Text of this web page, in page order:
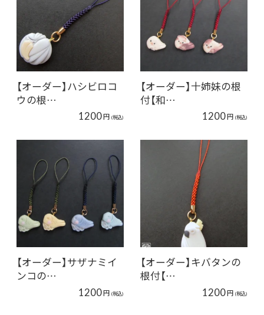
【オーダー】ハシビロコ
ウの根…
1200円 (税込)
【オーダー】十姉妹の根
付【和…
1200円 (税込)
【オーダー】サザナミイ
ンコの…
1200円 (税込)
【オーダー】キバタンの
根付【…
1200円 (税込)